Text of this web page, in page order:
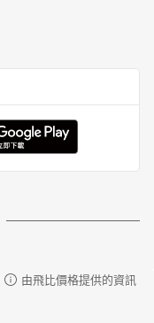
由飛比價格提供的資訊